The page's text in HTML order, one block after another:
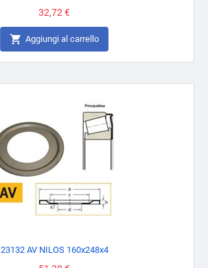
Prezzo
32,72 €
 Aggiungi al carrello
23132 AV NILOS 160x248x4